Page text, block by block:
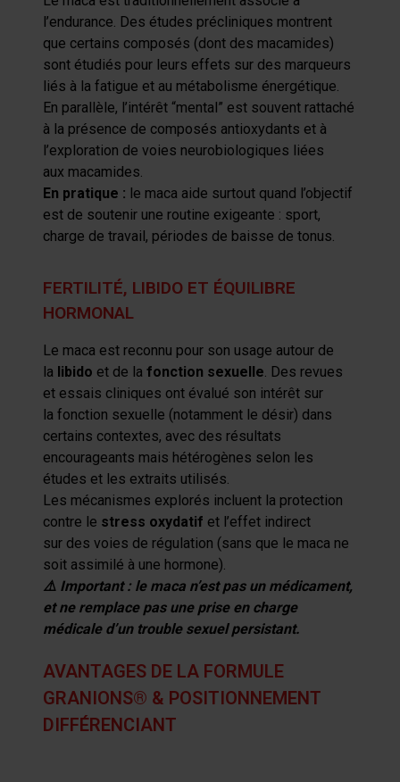
l’endurance. Des études précliniques montrent
que certains composés (dont des macamides)
sont étudiés pour leurs effets sur des marqueurs
liés à la fatigue et au métabolisme énergétique.
En parallèle, l’intérêt “mental” est souvent rattaché
à la présence de composés antioxydants et à
l’exploration de voies neurobiologiques liées
aux macamides.
En pratique : le maca aide surtout quand l’objectif
est de soutenir une routine exigeante : sport,
charge de travail, périodes de baisse de tonus.
FERTILITÉ, LIBIDO ET ÉQUILIBRE
HORMONAL
Le maca est reconnu pour son usage autour de
la libido et de la fonction sexuelle. Des revues
et essais cliniques ont évalué son intérêt sur
la fonction sexuelle (notamment le désir) dans
certains contextes, avec des résultats
encourageants mais hétérogènes selon les
études et les extraits utilisés.
Les mécanismes explorés incluent la protection
contre le stress oxydatif et l’effet indirect
sur des voies de régulation (sans que le maca ne
soit assimilé à une hormone).
⚠️ Important : le maca n’estpas un médicament,
et ne remplace pas une prise en charge
médicale d’un trouble sexuel persistant.
AVANTAGES DE LA FORMULE
GRANIONS® & POSITIONNEMENT
DIFFÉRENCIANT